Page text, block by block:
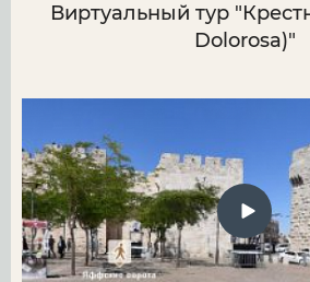
Виртуальный тур
Dolorosa)"